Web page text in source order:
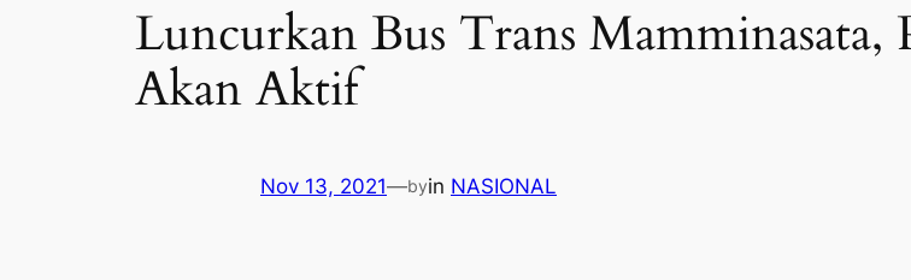
Luncurkan Bus Trans
Akan Aktif
Nov 13, 2021—byin NASIONAL